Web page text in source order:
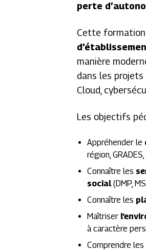
perte
Cette
manière
dans les
Cloud,
Les objectifs
Appréhender le
région,
Connaître les
social(DMP,
Connaître les
Maîtriser
à caractère
Comprendre les